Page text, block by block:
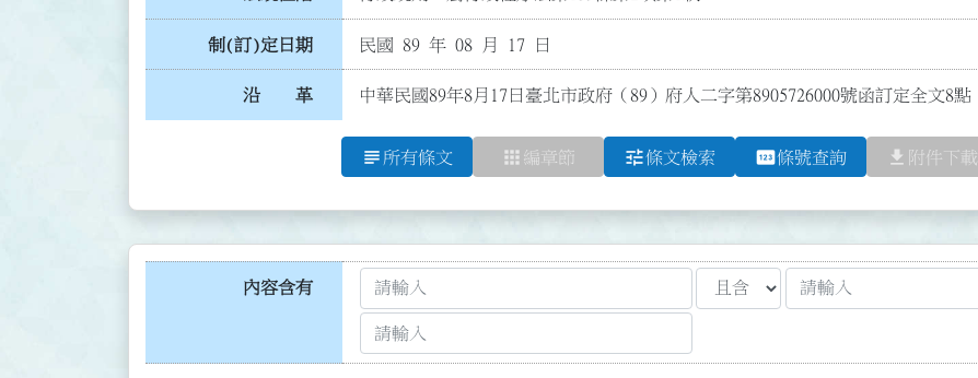
制(訂)定日期 民國 89 年 08 月 17 日
沿 革 中華民國89年8月17日臺北市政府（89）府人二字第8905726000號函訂定全文8點
subject 所有條文 apps 編章節 tune條文檢索 pin條號查詢 file_download 附件下載
內容含有